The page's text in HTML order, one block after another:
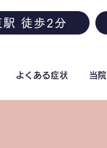
駅 徒歩2分
よくある症状 当